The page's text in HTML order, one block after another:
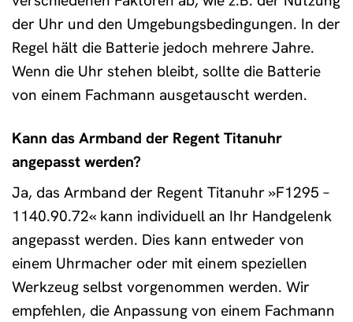
der Uhr und den Umgebungsbedingungen. In der
Regel hält die Batterie jedoch mehrere Jahre.
Wenn die Uhr stehen bleibt, sollte die Batterie
von einem Fachmann ausgetauscht werden.
Kann das Armband der Regent Titanuhr
angepasst werden?
Ja, das Armband der Regent Titanuhr »F1295 –
1140.90.72« kann individuell an Ihr Handgelenk
angepasst werden. Dies kann entweder von
einem Uhrmacher oder mit einem speziellen
Werkzeug selbst vorgenommen werden. Wir
empfehlen, die Anpassung von einem Fachmann